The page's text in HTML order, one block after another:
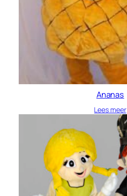
Ananas
Lees meer